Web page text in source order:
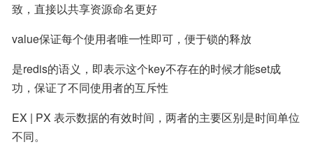
致，直接以共享资源命名更好
value保证每个使用者唯一性即可，便于锁的释放
是redis的语义，即表示这个key不存在的时候才能set成
功，保证了不同使用者的互斥性
EX | PX 表示数据的有效时间，两者的主要区别是时间单位
不同。